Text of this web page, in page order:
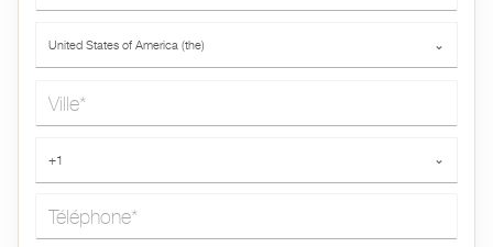
United States of America (the) ⌄
+1 ⌄